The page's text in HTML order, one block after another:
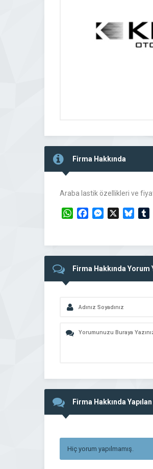
Firma Hakkında
Araba lastik özellikleri ve
WhatsAppFacebookMessenger
Firma Hakkında Yorum
Firma Hakkında
Hiç yorum yapılmamış.